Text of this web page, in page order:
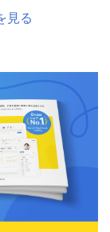
見る